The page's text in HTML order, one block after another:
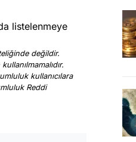
listelenmeye
değildir.
kullanıcılara
Reddi